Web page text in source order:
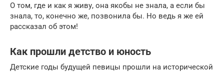
О том, где и как я живу, она якобы не знала, а если бы
знала, то, конечно же, позвонила бы. Но ведь я же ей
рассказал об этом!
Как прошли детство и юность
Детские годы будущей певицы прошли на исторической